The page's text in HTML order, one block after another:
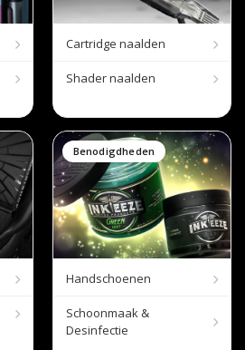
Cartridge naalden
Shader naalden
Benodigdheden
Handschoenen
Schoonmaak &
Desinfectie